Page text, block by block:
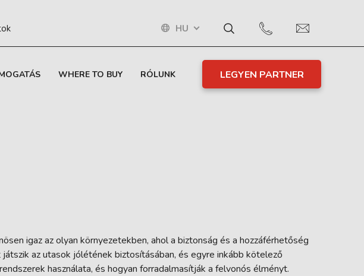
HU
WHERE TO BUY RÓLUNK LEGYEN PARTNER
igaz az olyan környezetekben, ahol a biztonság és a hozzáférhetőség
az utasok jólétének biztosításában, és egyre inkább kötelező
használata, és hogyan forradalmasítják a felvonós élményt.